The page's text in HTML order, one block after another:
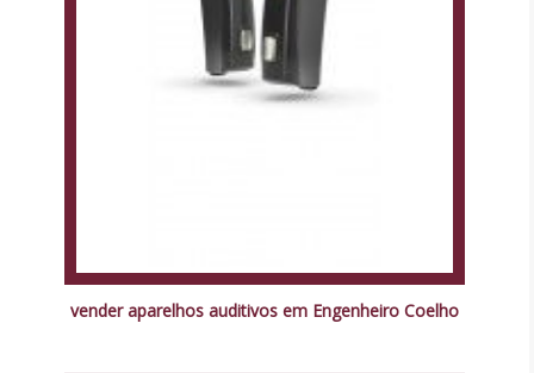
vender aparelhos auditivos em Engenheiro Coelho